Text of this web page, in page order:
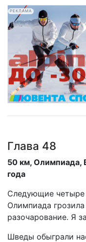
РЕКЛАМА
Глава 48
50 км, Олимпиада,
года
Следующие
Олимпиада
разочарование. Я
Шведы обыграли